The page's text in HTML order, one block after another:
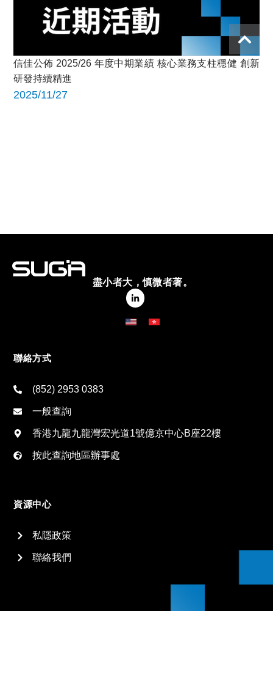
信佳公佈 2025/26 年度中期業績 核心業務支柱穩健 創新
研發持續精進
2025/11/27
盡小者大，慎微者著。
聯絡方式
(852) 2953 0383
一般查詢
香港九龍九龍灣宏光道1號億京中心B座22樓
按此查詢地區辦事處
資源中心
私隱政策
聯絡我們